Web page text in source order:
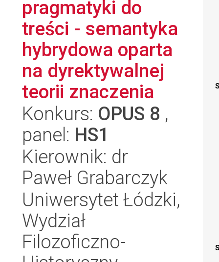
pragmatyki do
treści - semantyka
hybrydowa oparta
na dyrektywalnej
teorii znaczenia
Konkurs: OPUS 8 ,
panel: HS1
Kierownik: dr
Paweł Grabarczyk
Uniwersytet Łódzki,
Wydział
Filozoficzno-